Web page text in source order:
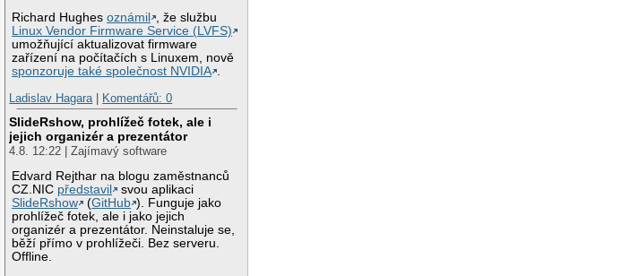
Richard Hughesoznámil
, že službu
Linux Vendor Firmware Service (LVFS)
umožňující aktualizovat firmware
zařízení na počítačích s Linuxem, nově
sponzoruje také společnost NVIDIA .
Ladislav Hagara| Komentářů: 0
SlideRshow, prohlížeč fotek, ale i
jejich organizér a prezentátor
4.8. 12:22 | Zajímavý software
Edvard Rejthar na blogu zaměstnanců
CZ.NIC představil
svou aplikaci
SlideRshow
(GitHub ). Funguje jako
prohlížeč fotek, ale i jako jejich
organizér a prezentátor. Neinstaluje se,
běží přímo v prohlížeči. Bez serveru.
Offline.